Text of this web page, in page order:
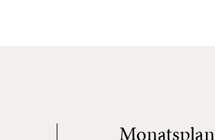
Monatsplan